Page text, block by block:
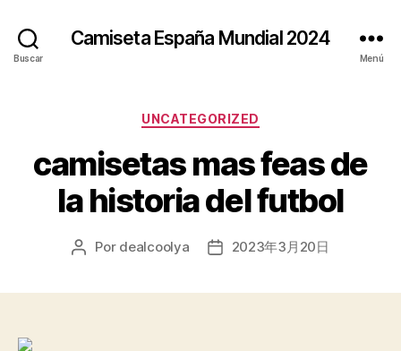
Buscar
Camiseta España Mundial 2024
Menú
Categorías
UNCATEGORIZED
camisetas mas feas de
la historia del futbol
Autor
Por dealcoolya
Fecha2023年3月20日